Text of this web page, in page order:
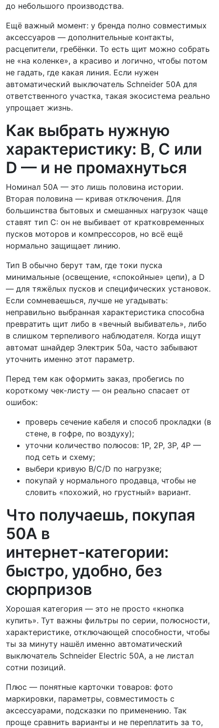
до небольшого производства.
Ещё важный момент: у бренда полно совместимых
аксессуаров — дополнительные контакты,
расцепители, гребёнки. То есть щит можно собрать
не «на коленке», а красиво и логично, чтобы потом
не гадать, где какая линия. Если нужен
автоматический выключатель Schneider 50А для
ответственного участка, такая экосистема реально
упрощает жизнь.
Как выбрать нужную
характеристику: B, C или
D — и не промахнуться
Номинал 50А — это лишь половина истории.
Вторая половина — кривая отключения. Для
большинства бытовых и смешанных нагрузок чаще
ставят тип C: он не выбивает от кратковременных
пусков моторов и компрессоров, но всё ещё
нормально защищает линию.
Тип B обычно берут там, где токи пуска
минимальные (освещение, «спокойные» цепи), а D
— для тяжёлых пусков и специфических установок.
Если сомневаешься, лучше не угадывать:
неправильно выбранная характеристика способна
превратить щит либо в «вечный выбиватель», либо
в слишком терпеливого наблюдателя. Когда ищут
автомат шнайдер Электрик 50а, часто забывают
уточнить именно этот параметр.
Перед тем как оформить заказ, пробегись по
короткому чек-листу — он реально спасает от
ошибок:
проверь сечение кабеля и способ прокладки (в
стене, в гофре, по воздуху);
уточни количество полюсов: 1P, 2P, 3P, 4P —
под сеть и схему;
выбери кривую B/C/D по нагрузке;
покупай у нормального продавца, чтобы не
словить «похожий, но грустный» вариант.
Что получаешь, покупая
50А в
интернет‑категории:
быстро, удобно, без
сюрпризов
Хорошая категория — это не просто «кнопка
купить». Тут важны фильтры по серии, полюсности,
характеристике, отключающей способности, чтобы
ты за минуту нашёл именно автоматический
выключатель Schneider Electric 50А, а не листал
сотни позиций.
Плюс — понятные карточки товаров: фото
маркировки, параметры, совместимость с
аксессуарами, подсказки по применению. Так
проще сравнить варианты и не переплатить за то,